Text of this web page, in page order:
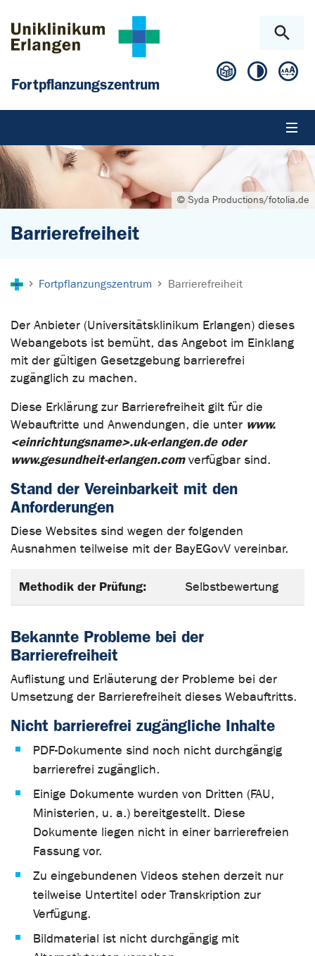
Fortpflanzungszentrum
© Syda Productions/fotolia.de
Barrierefreiheit
Fortpflanzungszentrum Barrierefreiheit
Der Anbieter (Universitätsklinikum Erlangen) dieses
Webangebots ist bemüht, das Angebot im Einklang
mit der gültigen Gesetzgebung barrierefrei
zugänglich zu machen.
Diese Erklärung zur Barrierefreiheit gilt für die
Webauftritte und Anwendungen, die unter www.
<einrichtungsname>.uk-erlangen.de oder
www.gesundheit-erlangen.comverfügbar sind.
Stand der Vereinbarkeit mit den
Anforderungen
Diese Websites sind wegen der folgenden
Ausnahmen teilweise mit der BayEGovV vereinbar.
Methodik der Prüfung: Selbstbewertung
Bekannte Probleme bei der
Barrierefreiheit
Auflistung und Erläuterung der Probleme bei der
Umsetzung der Barrierefreiheit dieses Webauftritts.
Nicht barrierefrei zugängliche Inhalte
PDF-Dokumente sind noch nicht durchgängig
barrierefrei zugänglich.
Einige Dokumente wurden von Dritten (FAU,
Ministerien, u. a.) bereitgestellt. Diese
Dokumente liegen nicht in einer barrierefreien
Fassung vor.
Zu eingebundenen Videos stehen derzeit nur
teilweise Untertitel oder Transkription zur
Verfügung.
Bildmaterial ist nicht durchgängig mit